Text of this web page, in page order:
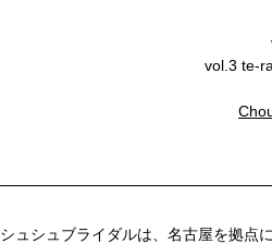
vol.3 te-
シュシュブライダルは、名古屋を拠点